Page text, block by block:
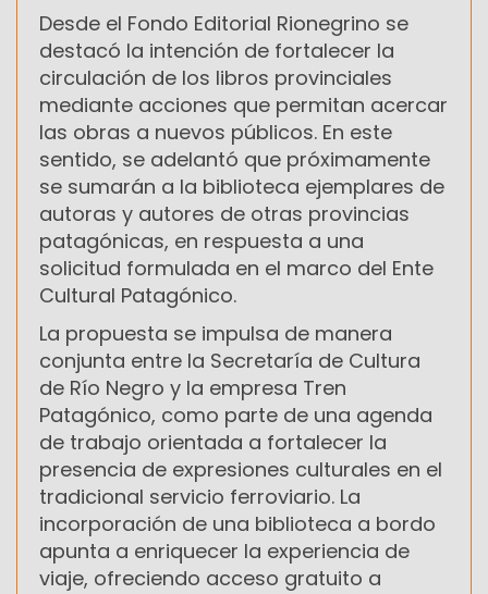
Desde el Fondo Editorial Rionegrino se
destacó la intención de fortalecer la
circulación de los libros provinciales
mediante acciones que permitan acercar
las obras a nuevos públicos. En este
sentido, se adelantó que próximamente
se sumarán a la biblioteca ejemplares de
autoras y autores de otras provincias
patagónicas, en respuesta a una
solicitud formulada en el marco del Ente
Cultural Patagónico.
La propuesta se impulsa de manera
conjunta entre la Secretaría de Cultura
de Río Negro y la empresa Tren
Patagónico, como parte de una agenda
de trabajo orientada a fortalecer la
presencia de expresiones culturales en el
tradicional servicio ferroviario. La
incorporación de una biblioteca a bordo
apunta a enriquecer la experiencia de
viaje, ofreciendo acceso gratuito a